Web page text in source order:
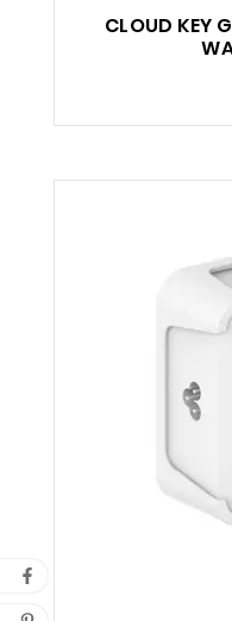
CLOUD KEY